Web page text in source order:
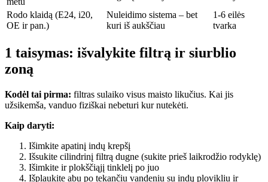
Rodo klaidą (E24, i20,
OE ir pan.)
Nuleidimo sistema – bet
kuri iš aukščiau
1-6 eilės
tvarka
1 taisymas: išvalykite filtrą ir siurblio
zoną
Kodėl tai pirma: filtras sulaiko visus maisto likučius. Kai jis
užsikemša, vanduo fiziškai nebeturi kur nutekėti.
Kaip daryti:
Išimkite apatinį indų krepšį
Išsukite cilindrinį filtrą dugne (sukite prieš laikrodžio rodyklę)
Išimkite ir plokščiąjį tinklelį po juo
Išplaukite abu po tekančiu vandeniu su indų plovikliu ir